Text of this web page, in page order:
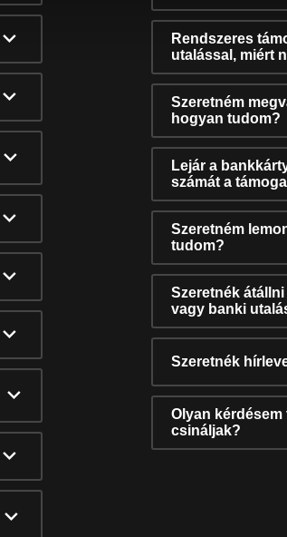
Rendszeres
utalással, miért
Szeretném
hogyan tudom?
Lejár a
számát a
Szeretném
tudom?
Szeretnék
vagy banki
Szeretnék
Olyan
csináljak?